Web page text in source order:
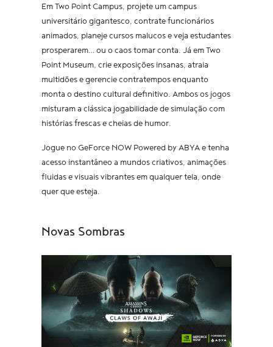
Em Two Point Campus, projete um campus
universitário gigantesco, contrate funcionários
animados, planeje cursos malucos e veja estudantes
prosperarem… ou o caos tomar conta. Já em Two
Point Museum, crie exposições insanas, atraia
multidões e gerencie contratempos enquanto
monta o destino cultural definitivo. Ambos os jogos
misturam a clássica jogabilidade de simulação com
histórias frescas e cheias de humor.
Jogue no GeForce NOW Powered by ABYA e tenha
acesso instantâneo a mundos criativos, animações
fluidas e visuais vibrantes em qualquer tela, onde
quer que esteja.
Novas Sombras